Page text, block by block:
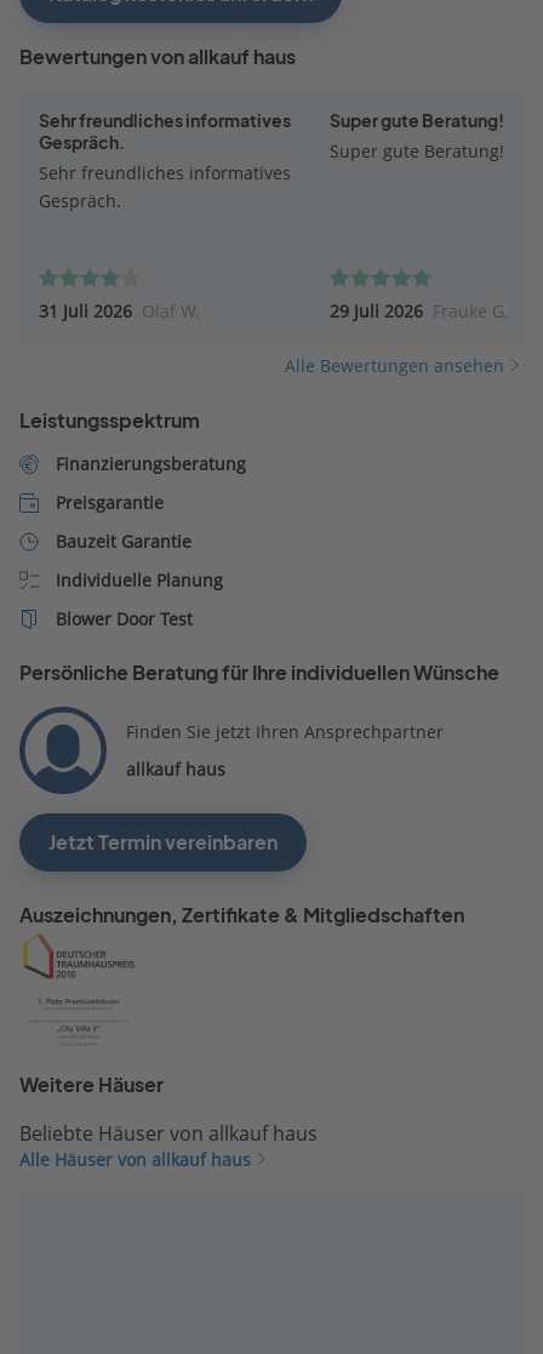
Bewertungen von allkauf haus
Sehr freundliches informatives
Gespräch.
Sehr freundliches informatives
Gespräch.
31 Juli 2026 Olaf W.
Super gute Beratung!
Super gute Beratung!
29 Juli 2026 Frauke G.
Alle Bewertungen ansehen
Leistungsspektrum
Finanzierungsberatung
Preisgarantie
Bauzeit Garantie
Individuelle Planung
Blower Door Test
Persönliche Beratung für Ihre individuellen Wünsche
Finden Sie jetzt Ihren Ansprechpartner
allkauf haus
Jetzt Termin vereinbaren
Auszeichnungen, Zertifikate & Mitgliedschaften
Weitere Häuser
Beliebte Häuser von allkauf haus
Alle Häuser von allkauf haus